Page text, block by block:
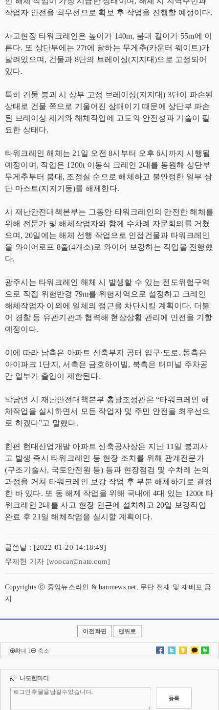
작업자 안전을 최우선으로 확보 후 작업을 진행할 예정이다.
사고현장 타워크레인은 높이가 140m, 붐대 길이가 55m에 이
른다. 또 상단부에는 27t에 달하는 무게추(카운터 웨이트)가
달려있으며, 건물과 8단의 브레이싱(지지대)으로 고정되어
있다.
특히 건물 붕괴 시 상부 고정 브레이싱(지지대) 3단이 파손된
상태로 건물 쪽으로 기울어진 상태이기 때문에 상단부 파손
된 브레이싱 제거와 해체작업에 고도의 안전성과 기술이 필
요한 상태다.
타워크레인 해체는 21일 오전 8시부터 오후 6시까지 시행될
예정이며, 작업은 1200t 이동식 크레인 2대를 동원해 상단부
무게추부터 붐대, 조정실 순으로 해체하고 불안정한 일부 상
단 마스트(지지기둥)를 해체한다.
시 재난안전대책본부는 그동안 타워크레인의 안전한 해체를
위해 전문가 및 해체작업자와 함께 수차례 자문회의를 거쳤
으며, 20일에는 해체 선행 작업으로 인접건물과 타워크레인
을 와이어로프 8줄(4개소)로 와이어 보강하는 작업을 진행했
다.
광주시는 타워크레인 해체 시 발생할 수 있는 전도위험구역
으로 직접 위험반경 79m를 위험지역으로 설정하고 크레인
해체작업자 이외에 일체의 접근을 차단시킬 계획이다. 더불
어 경찰 등 유관기관과 협력해 현장상황 관리에 만전을 기할
예정이다.
이에 따라 남측은 아파트 신축부지 공터 입구·도로, 동측은
아이파크 1단지, 서측은 금호하이빌, 북측은 터미널 주차공
간 일부가 출입이 제한된다.
박남언 시 재난안전대책본부 총괄조정관은 “타워크레인 해
체작업을 실시하면서 모든 작업자 및 주민 안전을 최우선으
로 하겠다”고 말했다.
한편 현대산업개발 아파트 신축공사장은 지난 11일 붕괴사
고 발생 즉시 타워크레인 등 현장 조치를 위해 관계전문가
(구조기술사, 국토안전원 등) 등과 현장점검 및 수차례 논의
과정을 거쳐 타워크레인 보강 작업 후 부분 해체하기로 결정
한 바 있다. 또 동 해제 작업을 위해 국내에 4대 있는 1200t 타
워크레인 2대를 사고 현장 인근에 설치하고 20일 보강작업
완료 후 21일 해체작업을 실시할 계획이다.
글쓴날 : [2022-01-20 14:18:49]
우제헌 기자 [woocar@nate.com]
Copyrights ⓒ 중앙뉴스라인 & baronews.net, 무단 전재 및 재배포 금
지
이전화면 맨위로
확대 l 축소